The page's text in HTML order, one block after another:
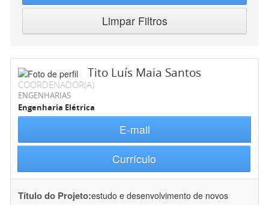
Limpar Filtros
Tito Luís Maia Santos
COORDENADOR(A)
ENGENHARIAS
Engenharia Elétrica
E-mail
Currículo
Título do Projeto:estudo e desenvolvimento de novos